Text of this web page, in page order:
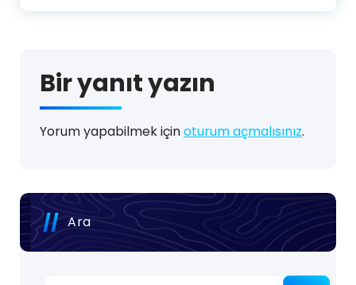
Bir yanıt yazın
Yorum yapabilmek içinoturum açmalısınız.
Ara